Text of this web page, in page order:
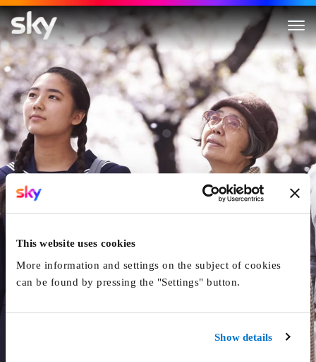
This website uses cookies
More information and settings on the subject of cookies
can be found by pressing the "Settings" button.
Show details
Les Délices De Tokyo